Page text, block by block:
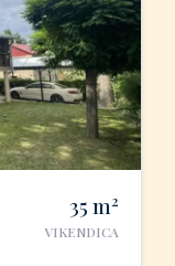
35 m2
VIKENDICA